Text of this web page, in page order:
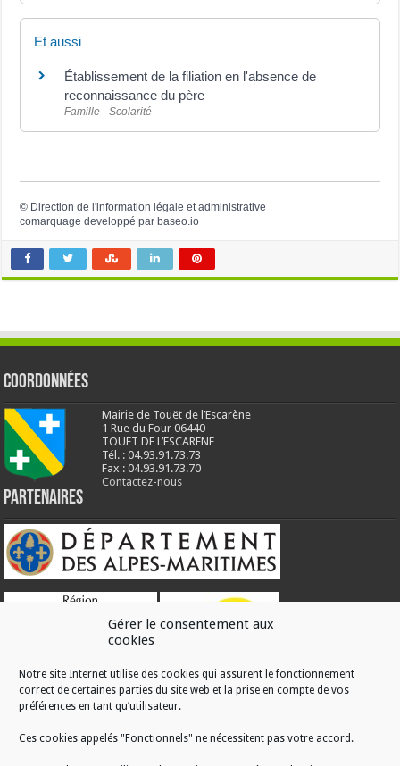
Gérer le consentement aux
cookies
Notre site Internet utilise des cookies qui assurent le fonctionnement
correct de certaines parties du site web et la prise en compte de vos
préférences en tant qu’utilisateur.
Ces cookies appelés "Fonctionnels" ne nécessitent pas votre accord.
Et aussi
Établissement de la filiation en l'absence de
reconnaissance du père
Famille - Scolarité
© Direction de l'information légale et administrative
comarquage developpé par baseo.io
Coordonnées
Mairie de Touët de l’Escarène
1 Rue du Four 06440
TOUET DE L’ESCARENE
Tél. : 04.93.91.73.73
Fax : 04.93.91.73.70
Contactez-nous
Partenaires
RÉALISATION